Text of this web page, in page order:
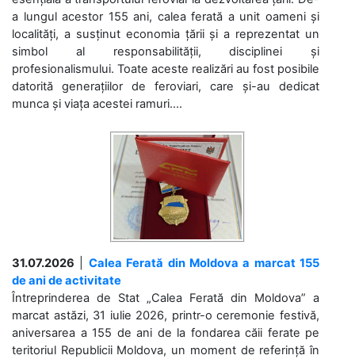
a lungul acestor 155 ani, calea ferată a unit oameni și
localități, a susținut economia țării și a reprezentat un
simbol al responsabilității, disciplinei și
profesionalismului. Toate aceste realizări au fost posibile
datorită generațiilor de feroviari, care și-au dedicat
munca și viața acestei ramuri....
31.07.2026
Calea Ferată din Moldova a marcat 155
de ani de activitate
Întreprinderea de Stat „Calea Ferată din Moldova” a
marcat astăzi, 31 iulie 2026, printr-o ceremonie festivă,
aniversarea a 155 de ani de la fondarea căii ferate pe
teritoriul Republicii Moldova, un moment de referință în